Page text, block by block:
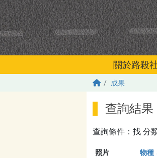
移至主內容
關於路殺
成果
查詢結果
查詢條件：找 分
照片
物種